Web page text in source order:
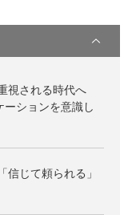
視される時代へ
ションを意識し
信じて頼られる」